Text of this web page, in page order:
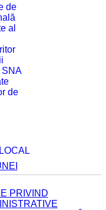
de
al
de
PRIVIND